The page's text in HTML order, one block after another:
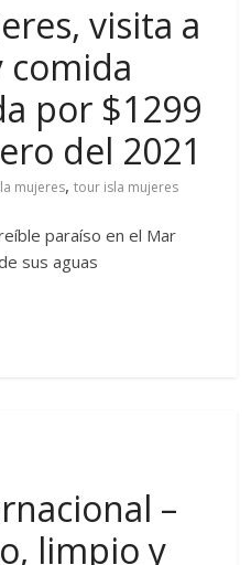
visita a
comida
por $1299
del 2021
mujeres,tour isla mujeres
paraíso en el Mar
sus aguas
–
limpio y